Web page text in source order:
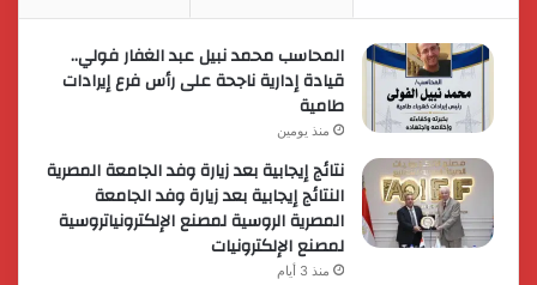
المحاسب محمد نبيل عبد الغفار فولي..
قيادة إدارية ناجحة على رأس فرع إيرادات
طامية
منذ يومين
نتائج إيجابية بعد زيارة وفد الجامعة المصرية
النتائج إيجابية بعد زيارة وفد الجامعة
المصرية الروسية لمصنع الإلكترونياتروسية
لمصنع الإلكترونيات
منذ 3 أيام